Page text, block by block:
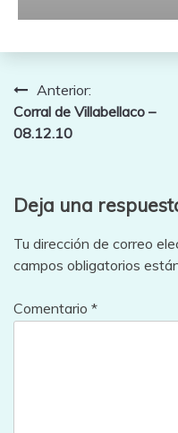
Navegación
de
Anterior:
Corral de Villabellaco –
08.12.10
Deja una
Tu dirección de correo
campos obligatorios
Comentario *